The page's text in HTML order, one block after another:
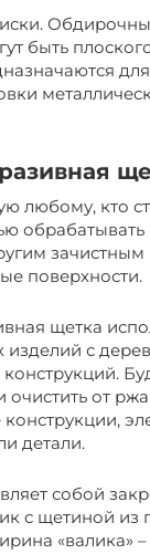
быть
любому, кто
поверхности.
щетка
изделий с
очистить от
конструкции,
детали.
собой
с щетиной
«валика»